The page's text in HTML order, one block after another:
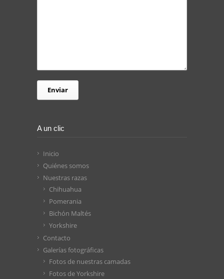
A un clic
Inicio
Quiénes somos
Nuestras razas
Chihuahua
Pomerania
Bichón Maltés
Yorkshire
Contacto
Galerías fotográficas
Fotos de nuestras camadas
Fotos de Yorkshire